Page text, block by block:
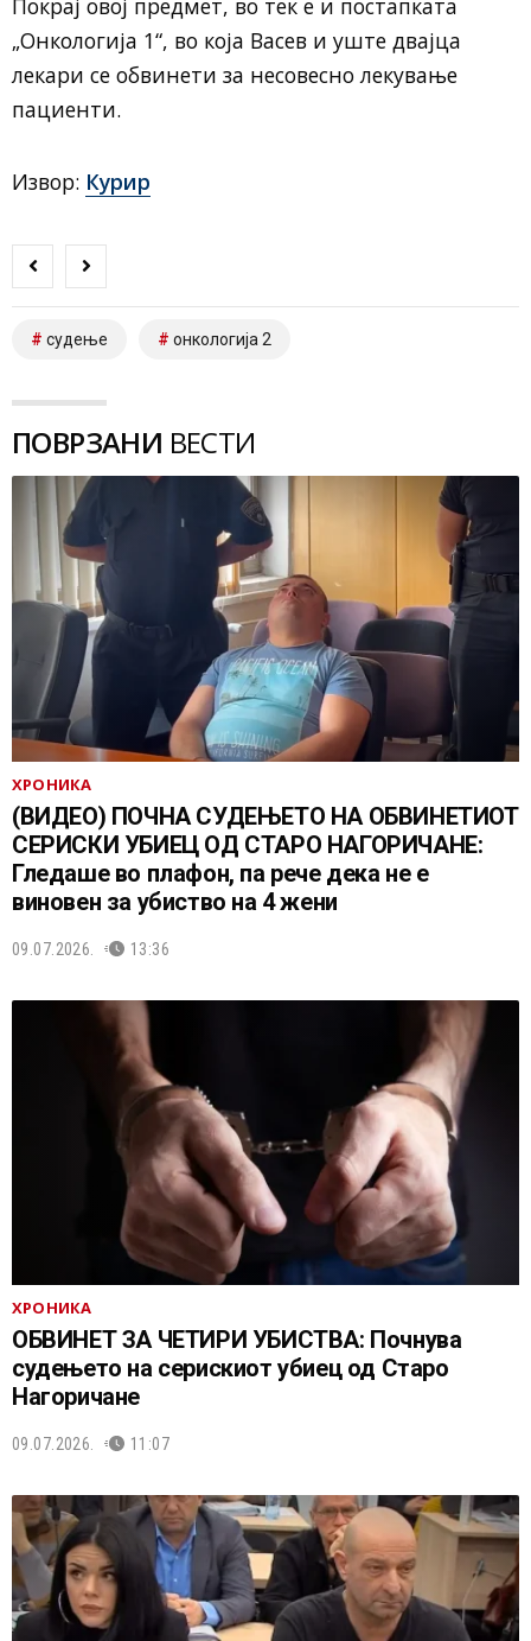
Покрај овој предмет, во тек е и постапката
„Онкологија 1“, во која Васев и уште двајца
лекари се обвинети за несовесно лекување
пациенти.
Извор: Курир
судење онкологија 2
ПОВРЗАНИ ВЕСТИ
ХРОНИКА
(ВИДЕО) ПОЧНА СУДЕЊЕТО НА ОБВИНЕТИОТ
СЕРИСКИ УБИЕЦ ОД СТАРО НАГОРИЧАНЕ:
Гледаше во плафон, па рече дека не е
виновен за убиство на 4 жени
09.07.2026. 13:36
ХРОНИКА
ОБВИНЕТ ЗА ЧЕТИРИ УБИСТВА: Почнува
судењето на серискиот убиец од Старо
Нагоричане
09.07.2026. 11:07